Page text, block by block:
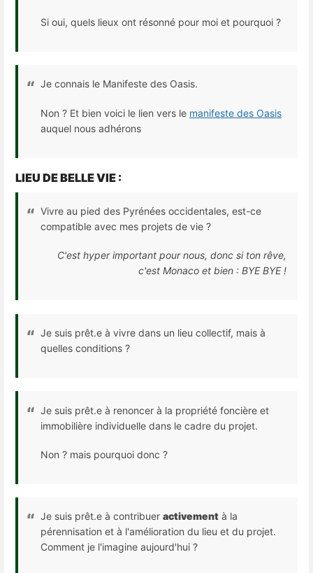
Si oui, quels lieux ont résonné pour moi et pourquoi ?
Je connais le Manifeste des Oasis.
Non ? Et bien voici le lien vers le manifeste des Oasis
auquel nous adhérons
LIEU DE BELLE VIE :​
Vivre au pied des Pyrénées occidentales, est-ce
compatible avec mes projets de vie ?
C'est hyper important pour nous, donc si ton rêve,
c'est Monaco et bien : BYE BYE !
Je suis prêt.e à vivre dans un lieu collectif, mais à
quelles conditions ?
Je suis prêt.e à renoncer à la propriété foncière et
immobilière individuelle dans le cadre du projet.
Non ? mais pourquoi donc ?
Je suis prêt.e à contribuer activement à la
pérennisation et à l'amélioration du lieu et du projet.
Comment je l'imagine aujourd'hui ?